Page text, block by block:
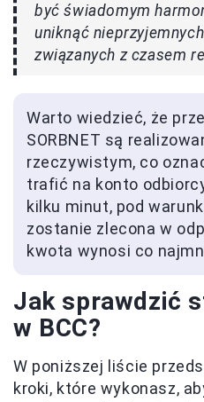
być świadomym
uniknąć
związanych z czasem
Warto wiedzieć, że
SORBNET są
rzeczywistym, co
trafić na konto
kilku minut, pod
zostanie zlecona w
kwota wynosi co
Jak sprawdzić
w BCC?
W poniższej liście
kroki, które wykonasz,